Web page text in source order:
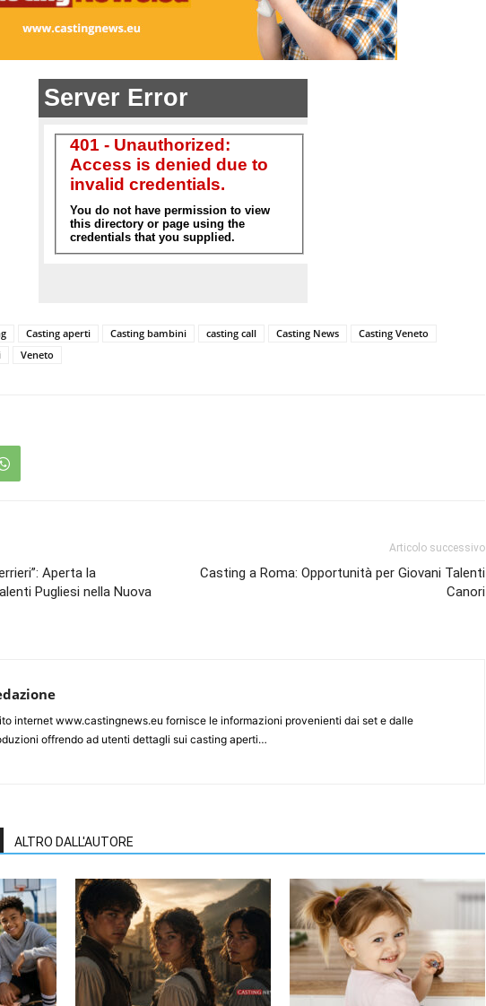
Casting aperti Casting bambini casting call Casting News
Casting Veneto
Veneto
Aperta la
Pugliesi nella Nuova
Articolo successivo
Casting a Roma: Opportunità per Giovani Talenti
Canori
internet www.castingnews.eu fornisce le informazioni provenienti dai set e dalle
offrendo ad utenti dettagli sui casting aperti…
ALTRO DALL'AUTORE